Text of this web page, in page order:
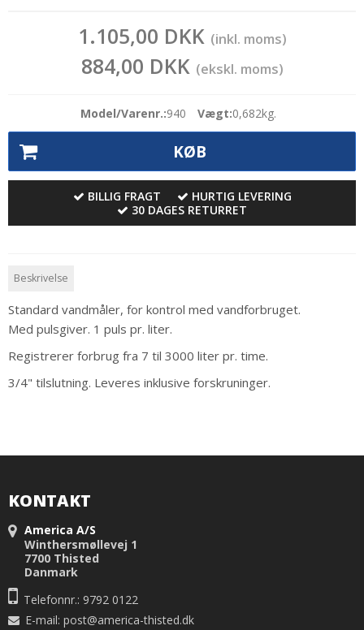
1.105,00 DKK (inkl. moms)
884,00 DKK (ekskl. moms)
Model/Varenr.:940 Vægt:0,682kg.
KØB
BILLIG FRAGT
HURTIG LEVERING
30 DAGES RETURRET
Beskrivelse
Standard vandmåler, for kontrol med vandforbruget.
Med pulsgiver. 1 puls pr. liter.
Registrerer forbrug fra 7 til 3000 liter pr. time.
3/4" tilslutning. Leveres inklusive forskruninger.
KONTAKT
America A/S
Winthersmøllevej 1
7700 Thisted
Danmark
Telefonnr.: 9792 0122
E-mail: post@america-thisted.dk